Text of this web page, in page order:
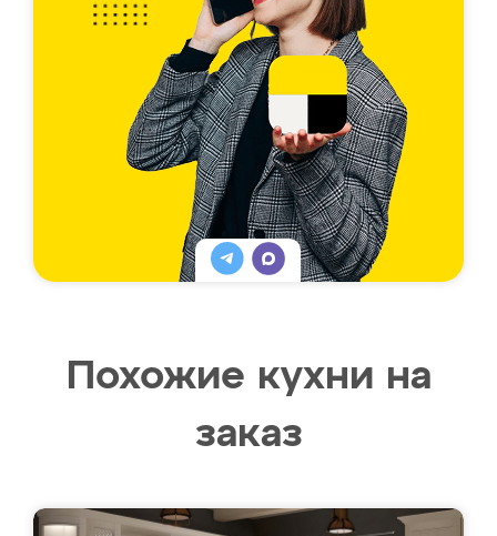
Похожие кухни на
заказ